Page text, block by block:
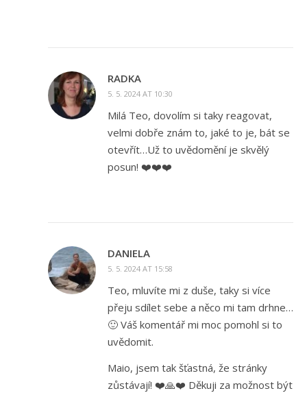
RADKA
5. 5. 2024 AT 10:30
Milá Teo, dovolím si taky reagovat,
velmi dobře znám to, jaké to je, bát se
otevřít…Už to uvědomění je skvělý
posun! ❤️❤️❤️
DANIELA
5. 5. 2024 AT 15:58
Teo, mluvíte mi z duše, taky si více
přeju sdílet sebe a něco mi tam drhne…
🙂 Váš komentář mi moc pomohl si to
uvědomit.
Maio, jsem tak šťastná, že stránky
zůstávají! ❤️🙏❤️ Děkuji za možnost být